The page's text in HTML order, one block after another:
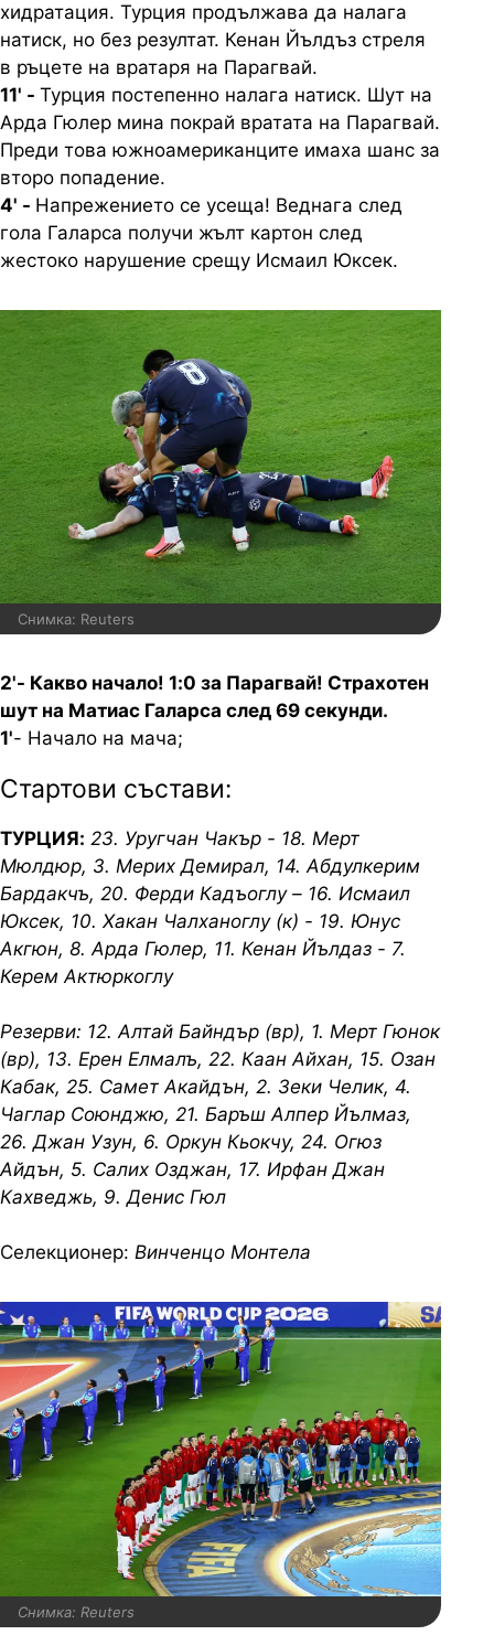
хидратация. Турция продължава да налага
натиск, но без резултат. Кенан Йълдъз стреля
в ръцете на вратаря на Парагвай.
11' - Турция постепенно налага натиск. Шут на
Арда Гюлер мина покрай вратата на Парагвай.
Преди това южноамериканците имаха шанс за
второ попадение.
4' - Напрежението се усеща! Веднага след
гола Галарса получи жълт картон след
жестоко нарушение срещу Исмаил Юксек.
Снимка: Reuters
2'- Какво начало! 1:0 за Парагвай! Страхотен
шут на Матиас Галарса след 69 секунди.
1'- Начало на мача;
Стартови състави:
ТУРЦИЯ: 23. Уругчан Чакър - 18. Мерт
Мюлдюр, 3. Мерих Демирал, 14. Абдулкерим
Бардакчъ, 20. Ферди Кадъоглу – 16. Исмаил
Юксек, 10. Хакан Чалханоглу (к) - 19. Юнус
Акгюн, 8. Арда Гюлер, 11. Кенан Йълдаз - 7.
Керем Актюркоглу
Резерви: 12. Алтай Байндър (вр), 1. Мерт Гюнок
(вр), 13. Ерен Елмалъ, 22. Каан Айхан, 15. Озан
Кабак, 25. Самет Акайдън, 2. Зеки Челик, 4.
Чаглар Союнджю, 21. Баръш Алпер Йълмаз,
26. Джан Узун, 6. Оркун Кьокчу, 24. Огюз
Айдън, 5. Салих Озджан, 17. Ирфан Джан
Кахведжь, 9. Денис Гюл
Селекционер: Винченцо Монтела
Снимка: Reuters